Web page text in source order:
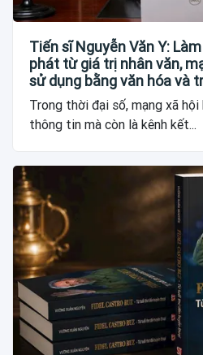
Tiến sĩ Nguyễn Văn Y:
phát từ giá trị nhân văn,
sử dụng bằng văn hóa và
Trong thời đại số, mạng xã
thông tin mà còn là kênh kết...